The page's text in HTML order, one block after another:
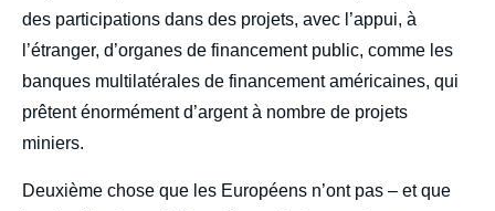
des participations dans des projets, avec l’appui, à
l’étranger, d’organes de financement public, comme les
banques multilatérales de financement américaines, qui
prêtent énormément d’argent à nombre de projets
miniers.
Deuxième chose que les Européens n’ont pas – et que